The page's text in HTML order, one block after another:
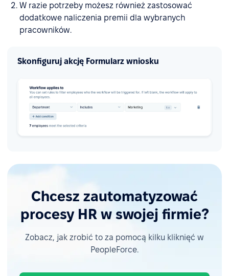
W razie potrzeby możesz również zastosować
dodatkowe naliczenia premii dla wybranych
pracowników.
Skonfiguruj akcję Formularz wniosku
Chcesz zautomatyzować
procesy HR w swojej firmie?
Zobacz, jak zrobić to za pomocą kilku kliknięć w
PeopleForce.